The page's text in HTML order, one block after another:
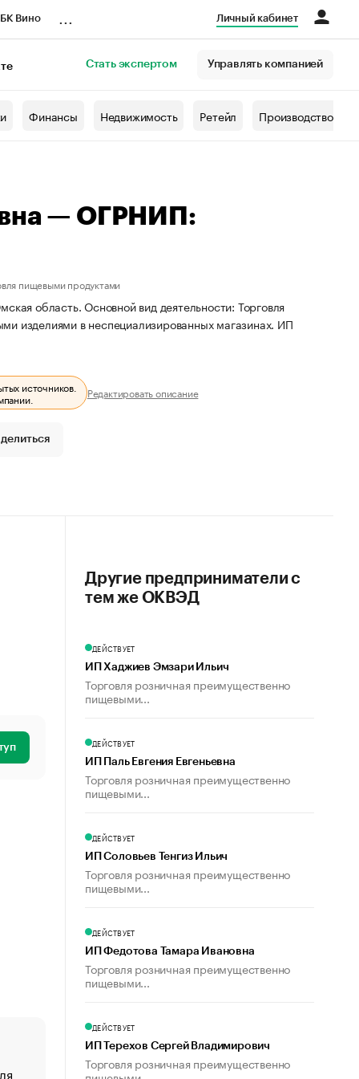
Вино Личный кабинет
Стать экспертом Управлять компанией
Финансы Недвижимость Ретейл Производство
— ОГРНИП:
пищевыми продуктами
область. Основной вид деятельности: Торговля
изделиями в неспециализированных магазинах. ИП
источников. Редактировать описание
«От спорта тело стареет иначе». Как живет глава
Другие предприниматели с
тем же ОКВЭД
ДЕЙСТВУЕТ
ИП Хаджиев Эмзари Ильич
Торговля розничная преимущественно
пищевыми...
ДЕЙСТВУЕТ
ИП Паль Евгения Евгеньевна
Торговля розничная преимущественно
пищевыми...
ДЕЙСТВУЕТ
ИП Соловьев Тенгиз Ильич
Торговля розничная преимущественно
пищевыми...
ДЕЙСТВУЕТ
ИП Федотова Тамара Ивановна
Торговля розничная преимущественно
пищевыми...
ДЕЙСТВУЕТ
ИП Терехов Сергей Владимирович
Торговля розничная преимущественно